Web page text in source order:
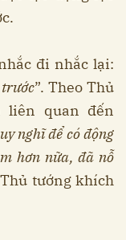
đi nhắc lại:
”. Theo Thủ
liên quan đến
nghĩ để có động
hơn nữa, đã nỗ
tướng khích